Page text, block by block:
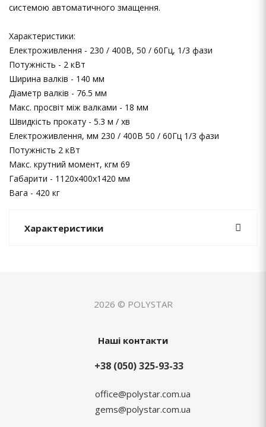
системою автоматичного змащення.
Характеристики:
Електроживлення - 230 / 400В, 50 / 60Гц, 1/3 фази
Потужність - 2 кВт
Ширина валків - 140 мм
Діаметр валків - 76.5 мм
Макс. просвіт між валками - 18 мм
Швидкість прокату - 5.3 м / хв
Електроживлення, мм 230 / 400В 50 / 60Гц 1/3 фази
Потужність 2 кВт
Макс. крутний момент, кгм 69
Габарити - 1120х400х1420 мм
Вага - 420 кг
Характеристики
2026 © POLYSTAR
Наші контакти
+38 (050) 325-93-33
office@polystar.com.ua
gems@polystar.com.ua